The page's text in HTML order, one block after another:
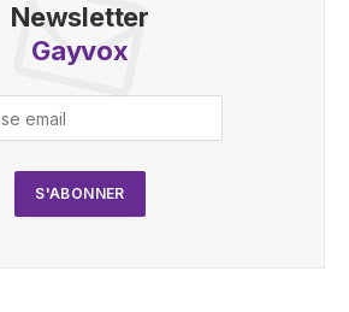
Newsletter
Gayvox